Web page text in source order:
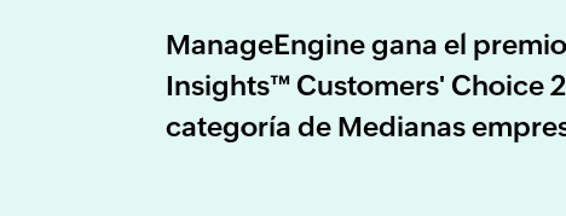
ManageEngine gana el
Insights™ Customers' Choice
categoría de Medianas